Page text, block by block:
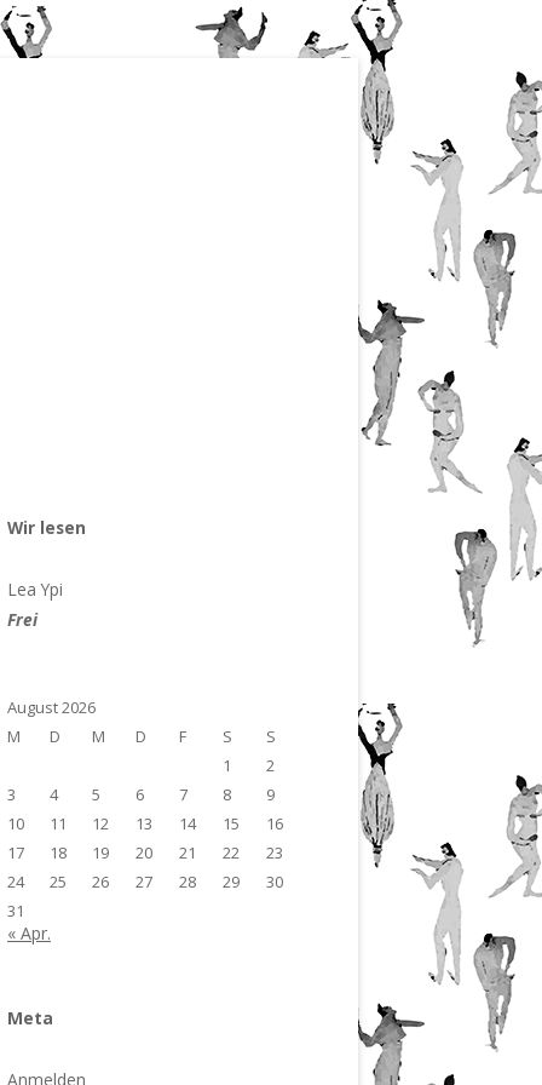
Wir lesen
Lea Ypi
Frei
August 2026
M
D M D F S
S
1
2
3
4 5 6 7 8
9
10
11 12 13 14 15
16
17
18 19 20 21 22
23
24
25 26 27 28 29
30
31
« Apr.
Meta
Anmelden